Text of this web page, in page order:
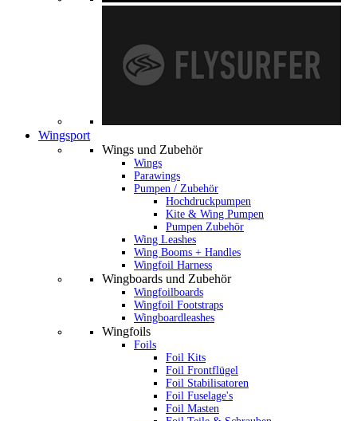
Wingsport
Wings und Zubehör
Wings
Parawings
Pumpen / Zubehör
Hochdruckpumpen
Kite & Wing Pumpen
Pumpen Zubehör
Wing Leashes
Wing Booms + Handles
Wingfoil Harness
Wingboards und Zubehör
Wingfoilboards
Wingfoil Footstraps
Wingboardleashes
Wingfoils
Foils
Foil Kits
Foil Frontflügel
Foil Stabilisatoren
Foil Fuselage's
Foil Masten